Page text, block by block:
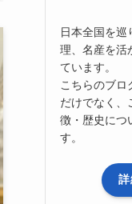
日本全国を巡
理、名産を活
ています。
こちらのブロ
だけでなく、
徴・歴史につ
す。